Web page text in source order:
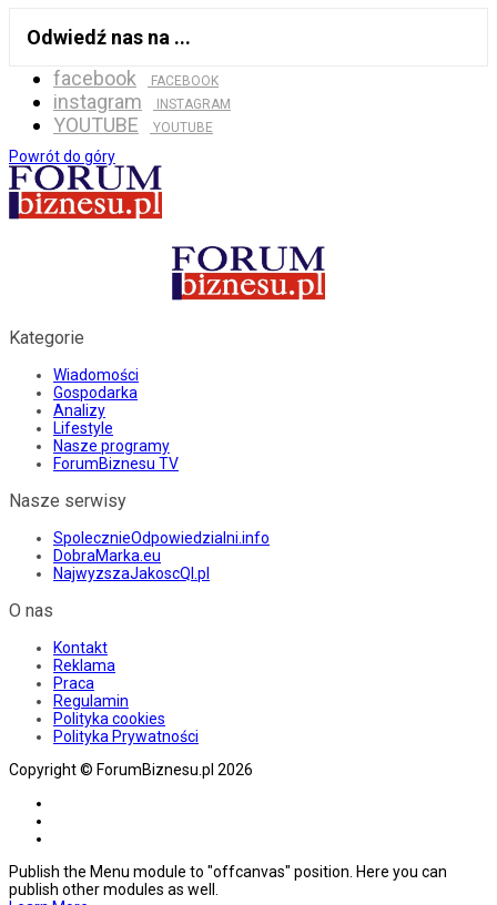
Odwiedź nas na ...
facebook
FACEBOOK
instagram INSTAGRAM
YOUTUBE YOUTUBE
Powrót do góry
Kategorie
Wiadomości
Gospodarka
Analizy
Lifestyle
Nasze programy
ForumBiznesu TV
Nasze serwisy
SpolecznieOdpowiedzialni.info
DobraMarka.eu
NajwyzszaJakoscQI.pl
O nas
Kontakt
Reklama
Praca
Regulamin
Polityka cookies
Polityka Prywatności
Copyright © ForumBiznesu.pl 2026
Publish the Menu module to "offcanvas" position. Here you can
publish other modules as well.